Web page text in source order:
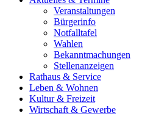
Veranstaltungen
Bürgerinfo
Notfalltafel
Wahlen
Bekanntmachungen
Stellenanzeigen
Rathaus & Service
Leben & Wohnen
Kultur & Freizeit
Wirtschaft & Gewerbe